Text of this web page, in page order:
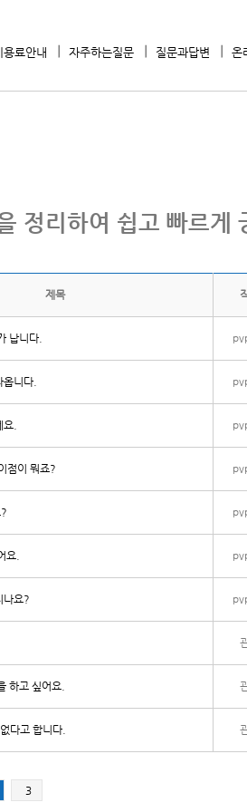
용료안내 자주하는질문 질문과답변 온
정리하여 쉽고 빠르게
제목
납니다.
니다.
.
점이 뭐죠?
요.
나요?
하고 싶어요.
다고 합니다.
3